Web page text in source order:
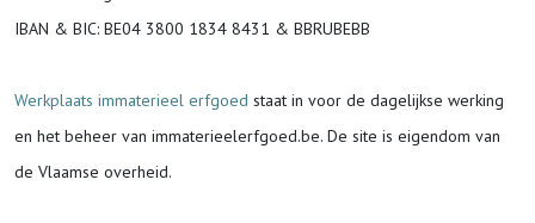
IBAN & BIC: BE04 3800 1834 8431 & BBRUBEBB
Werkplaats immaterieel erfgoed staat in voor de dagelijkse werking
en het beheer van immaterieelerfgoed.be. De site is eigendom van
de Vlaamse overheid.